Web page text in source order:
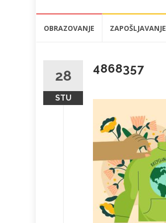
OBRAZOVANJE ZAPOŠLJAVANJE
28
STU
4868357